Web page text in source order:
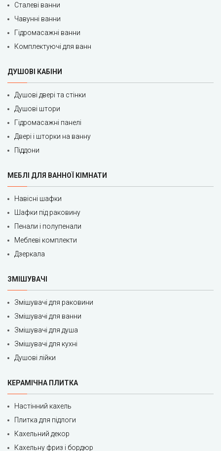
Сталеві ванни
Чавунні ванни
Гідромасажні ванни
Комплектуючі для ванн
ДУШОВІ КАБІНИ
Душові двері та стінки
Душові штори
Гідромасажні панелі
Двері і шторки на ванну
Піддони
МЕБЛІ ДЛЯ ВАННОЇ КІМНАТИ
Навісні шафки
Шафки під раковину
Пенали і полупенали
Меблеві комплекти
Дзеркала
ЗМІШУВАЧІ
Змішувачі для раковини
Змішувачі для ванни
Змішувачі для душа
Змішувачі для кухні
Душові лійки
КЕРАМІЧНА ПЛИТКА
Настінний кахель
Плитка для підлоги
Кахельний декор
Кахельну фриз і бордюр